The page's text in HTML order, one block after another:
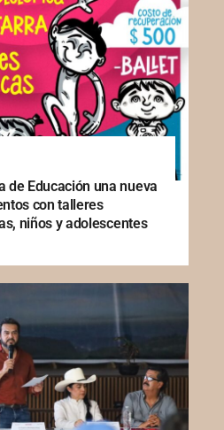
de Educación una nueva
con talleres
niños y adolescentes